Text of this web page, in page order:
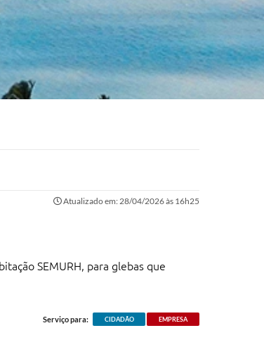
Atualizado em: 28/04/2026 às 16h25
SEMURH, para glebas que
Serviço para: CIDADÃO EMPRESA